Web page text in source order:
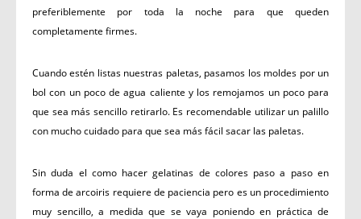
preferiblemente por toda la noche para que queden
completamente firmes.
Cuando estén listas nuestras paletas, pasamos los moldes por un
bol con un poco de agua caliente y los remojamos un poco para
que sea más sencillo retirarlo. Es recomendable utilizar un palillo
con mucho cuidado para que sea más fácil sacar las paletas.
Sin duda el como hacer gelatinas de colores paso a paso en
forma de arcoiris requiere de paciencia pero es un procedimiento
muy sencillo, a medida que se vaya poniendo en práctica de